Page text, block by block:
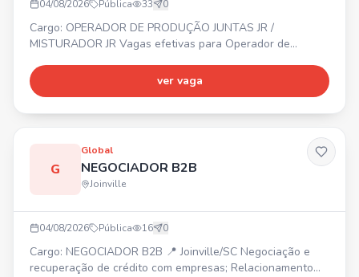
04/08/2026 Pública 33 0
Cargo: OPERADOR DE PRODUÇÃO JUNTAS JR /
MISTURADOR JR Vagas efetivas para Operador de
Aventureiro – Joinville. ✔ Não é necessário ter
experiência. ✔ Ensino fundamental completo. Início
ver vaga
G
Global
NEGOCIADOR B2B
Joinville
04/08/2026 Pública 16 0
Cargo: NEGOCIADOR B2B 📍 Joinville/SC Negociação e
recuperação de crédito com empresas; Relacionamento